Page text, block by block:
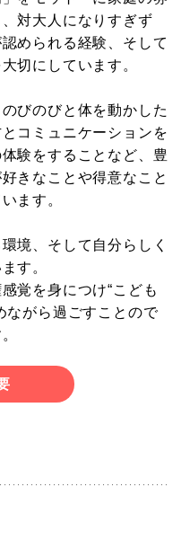
対大人になりすぎず
められる経験、そして
切にしています。
びのびと体を動かした
コミュニケーションを
験をすることなど、豊
きなことや得意なこと
ます。
境、そして自分らしく
す。
覚を身につけ“こども
ながら過ごすことので